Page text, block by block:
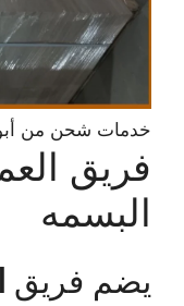
خدمات شحن من
فريق
البسمه
يضم فريق